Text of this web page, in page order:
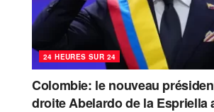
24 HEURES SUR 24
Colombie: le nouveau
droite Abelardo de la Espriella